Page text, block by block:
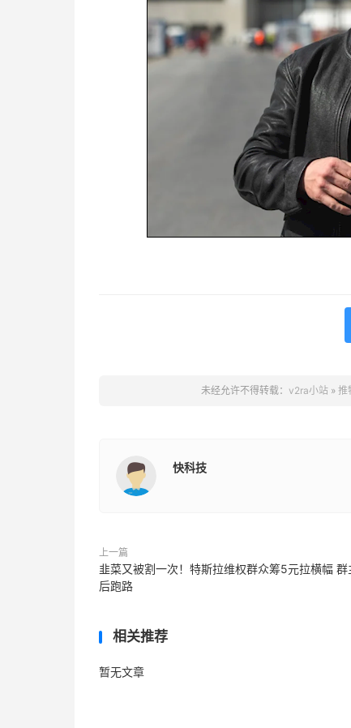
未经允许不得转载： v2ra小站» 推
快科技
上一篇
韭菜又被割一次！特斯拉维权群众筹5元拉横幅 群
后跑路
相关推荐
暂无文章